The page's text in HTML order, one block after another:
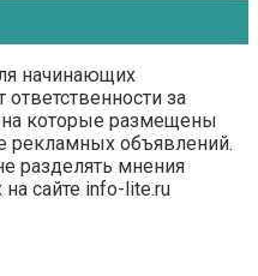
начинающих
за
на которые размещены
рекламных объявлений.
разделять мнения
сайте info-lite.ru